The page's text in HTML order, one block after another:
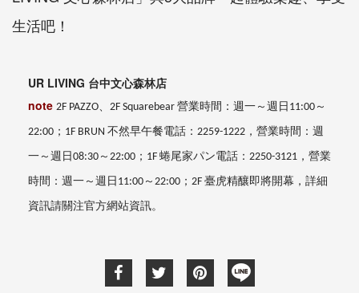
生活吧！
UR LIVING 台中文心森林店
note 2F PAZZO、 2F Squarebear 營業時間：週一～週日 11:00～
22:00； 1F BRUN 不然早午餐電話： 2259-1222， 營業時間：週
一～週日08:30～22:00； 1F 蜷尾家パン電話： 2250-3121， 營業
時間： 週一～週日 11:00～22:00； 2F 臺虎精釀即將開幕，詳細
資訊請關注官方網站資訊。